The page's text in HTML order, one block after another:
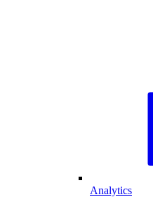
Analytics